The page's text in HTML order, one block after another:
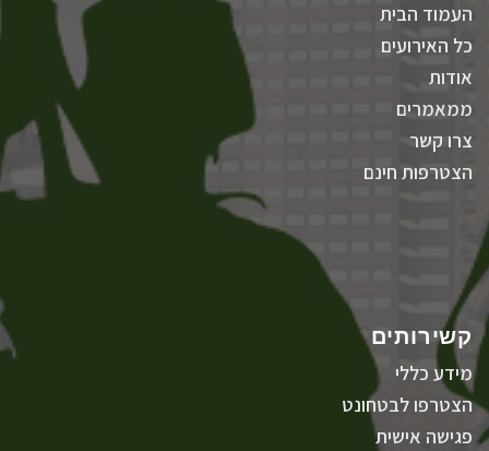
העמוד הבית
כל האירועים
אודות
ממאמרים
צרו קשר
הצטרפות חינם
קשירותים
מידע כללי
הצטרפו לבטחונט
פגישה אישית